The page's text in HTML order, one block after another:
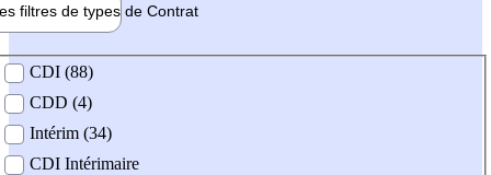
filtres de types de Contrat
contrat
CDI (88)
CDD (4)
Intérim (34)
CDI Intérimaire